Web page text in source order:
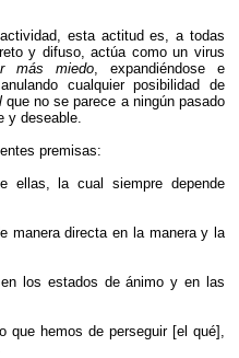
esta actitud es, a todas
y difuso, actúa como un virus
más miedo, expandiéndose e
cualquier posibilidad de
que no se parece a ningún pasado
y deseable.
premisas:
ellas, la cual siempre depende
manera directa en la manera y la
los estados de ánimo y en las
que hemos de perseguir [el qué],